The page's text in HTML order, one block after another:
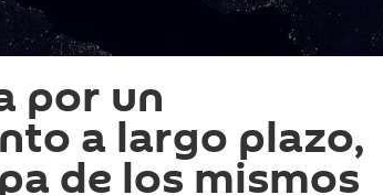
por un
a largo plazo,
de los mismos